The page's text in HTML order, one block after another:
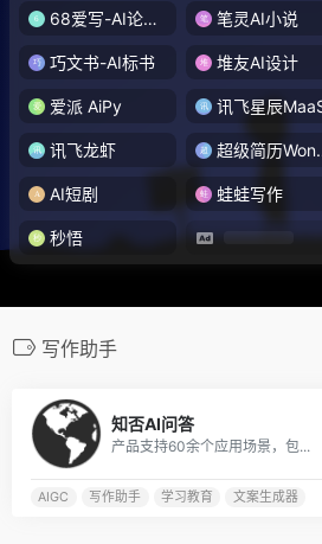
68爱写-AI论文写作 笔灵AI小说
巧文书-AI标书 堆友AI设计
爱派 AiPy 讯飞星辰
讯飞龙虾 超级
AI短剧 蛙蛙写作
秒悟
写作助手
知否AI问答
产品支持60余个应用场景，包...
AIGC 写作助手 学习教育 文案生成器